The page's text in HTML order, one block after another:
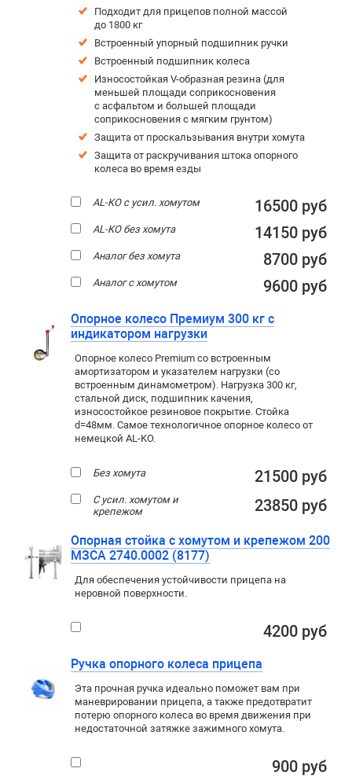
Подходит для прицепов полной массой
до 1800 кг
Встроенный упорный подшипник ручки
Встроенный подшипник колеса
Износостойкая V-образная резина (для
меньшей площади соприкосновения
с асфальтом и большей площади
соприкосновения с мягким грунтом)
Защита от проскальзывания внутри хомута
Защита от раскручивания штока опорного
колеса во время езды
AL-KO с усил. хомутом 16500 руб
AL-KO без хомута 14150 руб
Аналог без хомута 8700 руб
Аналог с хомутом 9600 руб
Опорное колесо Премиум 300 кг с
индикатором нагрузки
Опорное колесо Premium со встроенным
амортизатором и указателем нагрузки (со
встроенным динамометром). Нагрузка 300 кг,
стальной диск, подшипник качения,
износостойкое резиновое покрытие. Стойка
d=48мм. Самое технологичное опорное колесо от
немецкой AL-KO.
Без хомута 21500 руб
С усил. хомутом и
крепежом
23850 руб
Опорная стойка с хомутом и крепежом 200
МЗСА 2740.0002 (8177)
Для обеспечения устойчивости прицепа на
неровной поверхности.
4200 руб
Ручка опорного колеса прицепа
Эта прочная ручка идеально поможет вам при
маневрировании прицепа, а также предотвратит
потерю опорного колеса во время движения при
недостаточной затяжке зажимного хомута.
900 руб